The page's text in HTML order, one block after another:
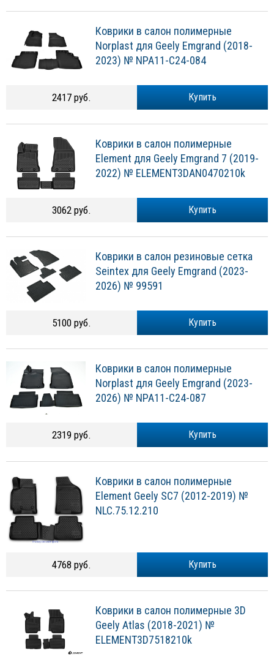
Коврики в салон полимерные
Norplast для Geely Emgrand (2018-
2023) № NPA11-C24-084
Купить
2417 руб.
Коврики в салон полимерные
Element для Geely Emgrand 7 (2019-
2022) № ELEMENT3DAN0470210k
Купить
3062 руб.
Коврики в салон резиновые сетка
Seintex для Geely Emgrand (2023-
2026) № 99591
Купить
5100 руб.
Коврики в салон полимерные
Norplast для Geely Emgrand (2023-
2026) № NPA11-C24-087
Купить
2319 руб.
Коврики в салон полимерные
Element Geely SC7 (2012-2019) №
NLC.75.12.210
Купить
4768 руб.
Коврики в салон полимерные 3D
Geely Atlas (2018-2021) №
ELEMENT3D7518210k